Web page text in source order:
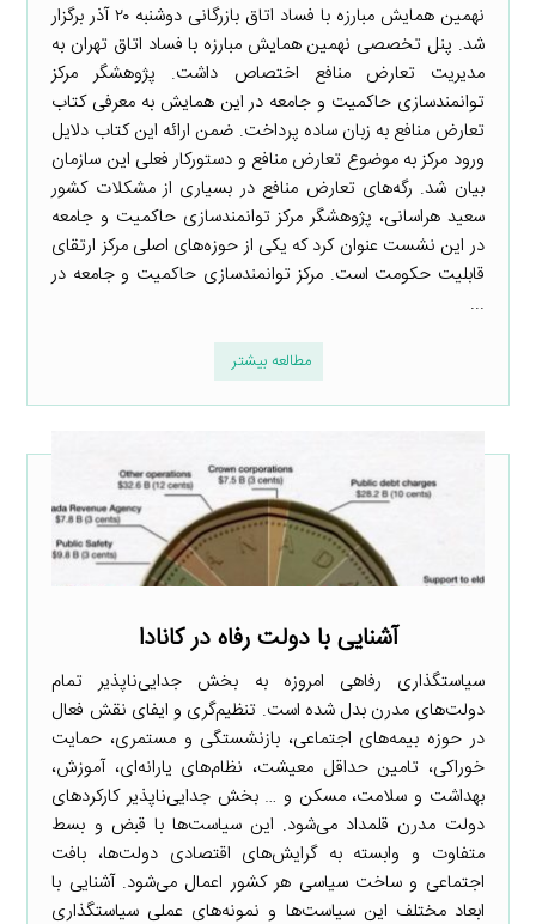
نهمین همایش مبارزه با فساد اتاق بازرگانی دوشنبه ۲۰ آذر برگزار
شد. پنل تخصصی نهمین همایش مبارزه با فساد اتاق تهران به
مدیریت تعارض منافع اختصاص داشت. پژوهشگر مرکز
توانمندسازی حاکمیت و جامعه در این همایش به معرفی کتاب
تعارض منافع به زبان ساده پرداخت. ضمن ارائه این کتاب دلایل
ورود مرکز به موضوع تعارض منافع و دستورکار فعلی این سازمان
بیان شد. رگه‌های تعارض منافع در بسیاری از مشکلات کشور
سعید هراسانی، پژوهشگر مرکز توانمندسازی حاکمیت و جامعه
در این نشست عنوان کرد که یکی از حوزه‌های اصلی مرکز ارتقای
قابلیت حکومت است. مرکز توانمندسازی حاکمیت و جامعه در
...
مطالعه بیشتر
آشنایی با دولت رفاه در کانادا
سیاستگذاری رفاهی امروزه به بخش جدایی‌ناپذیر تمام
دولت‌های مدرن بدل شده است. تنظیم‌گری و ایفای نقش فعال
در حوزه بیمه‌های اجتماعی، بازنشستگی و مستمری، حمایت
خوراکی، تامین حداقل معیشت، نظام‌های یارانه‌ای، آموزش،
بهداشت و سلامت، مسکن و … بخش جدایی‌ناپذیر کارکردهای
دولت مدرن قلمداد می‌شود. این سیاست‌ها با قبض و بسط
متفاوت و وابسته به گرایش‌های اقتصادی دولت‌ها، بافت
اجتماعی و ساخت سیاسی هر کشور اعمال می‌شود. آشنایی با
ابعاد مختلف این سیاست‌ها و نمونه‌های عملی سیاستگذاری